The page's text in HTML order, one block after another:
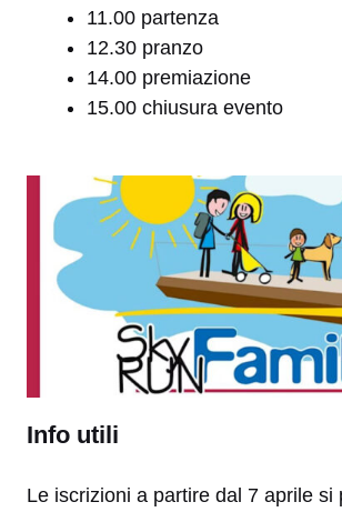
11.00 partenza
12.30 pranzo
14.00 premiazione
15.00 chiusura evento
Info utili
Le iscrizioni a partire dal 7 aprile si